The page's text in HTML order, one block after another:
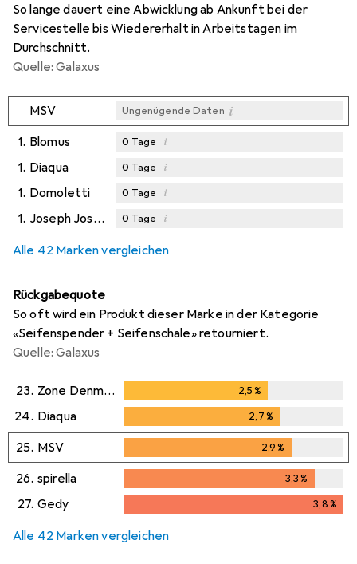
So lange dauert eine Abwicklung ab Ankunft bei der
Servicestelle bis Wiedererhalt in Arbeitstagen im
Durchschnitt.
Quelle: Galaxus
MSV Ungenügende Daten i
1. Blomus 0 Tage i
1. Diaqua 0 Tage i
1. Domoletti 0 Tage i
1. Joseph Joseph 0 Tage i
Alle 42 Marken vergleichen
Rückgabequote
So oft wird ein Produkt dieser Marke in der Kategorie
«Seifenspender + Seifenschale» retourniert.
Quelle: Galaxus
23. Zone Denmark 2,5%
24. Diaqua 2,7%
25. MSV 2,9%
26. spirella 3,3%
3,3%
27. Gedy 3,8%
Alle 42 Marken vergleichen